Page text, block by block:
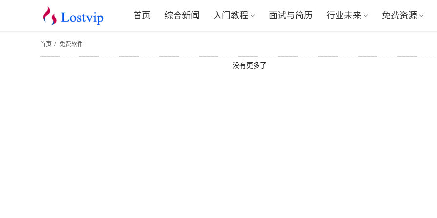
首页 综合新闻 入门教程 面试与简历 行业未来 免费资源
首页 / 免费软件
没有更多了